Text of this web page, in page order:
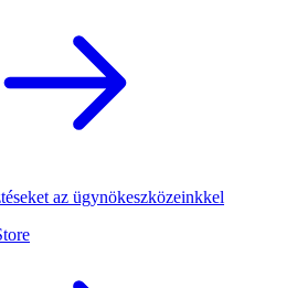
az ügynökeszközeinkkel